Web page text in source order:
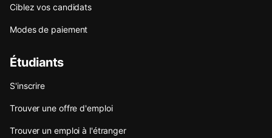
Ciblez vos candidats
Modes de paiement
Étudiants
S'inscrire
Trouver une offre d'emploi
Trouver un emploi à l'étranger